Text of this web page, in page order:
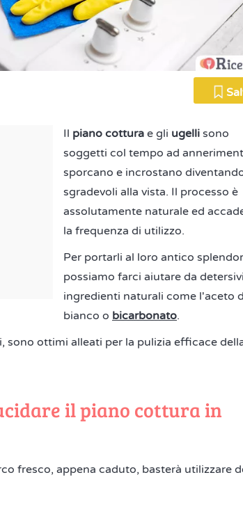
Il piano cottura e gli ugelli sono
soggetti col tempo ad
sporcano e incrostano
sgradevoli alla vista. Il processo è
assolutamente naturale ed
la frequenza di utilizzo.
Per portarli al loro antico
possiamo farci aiutare da
ingredienti naturali come l'aceto
bianco o bicarbonato.
sono ottimi alleati per la pulizia efficace
il piano cottura in
fresco, appena caduto, basterà utilizzare